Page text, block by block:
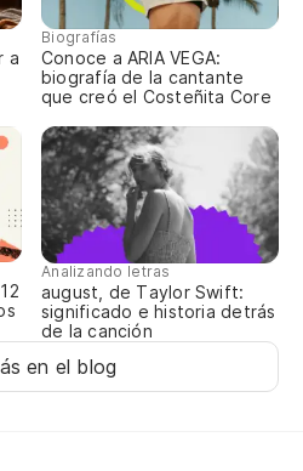
a
Biografías
Conoce a ARIA VEGA:
biografía de la cantante
que creó el Costeñita Core
Analizando letras
august, de Taylor Swift:
significado e historia detrás
de la canción
en el blog